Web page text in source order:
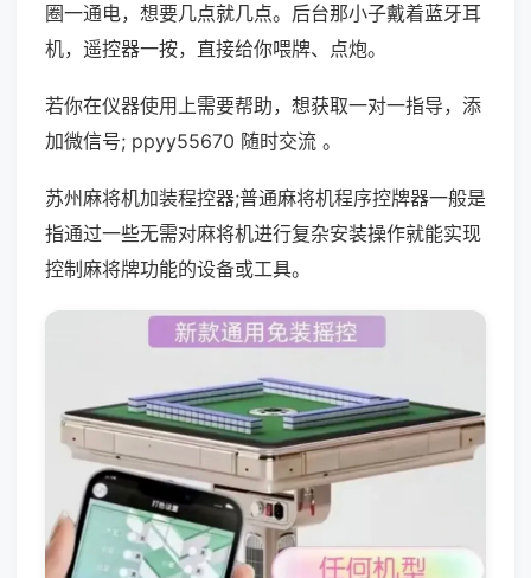
圈一通电，想要几点就几点。后台那小子戴着蓝牙耳
机，遥控器一按，直接给你喂牌、点炮。
若你在仪器使用上需要帮助，想获取一对一指导，添
加微信号; ppyy55670 随时交流 。
苏州麻将机加装程控器;普通麻将机程序控牌器一般是
指通过一些无需对麻将机进行复杂安装操作就能实现
控制麻将牌功能的设备或工具。